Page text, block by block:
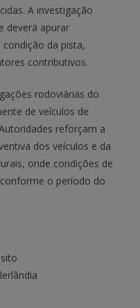
A investigação
deverá apurar
da pista,
contributivos.
rodoviárias do
de veículos de
reforçam a
dos veículos e da
onde condições de
o período do